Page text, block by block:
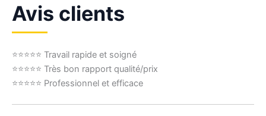
Avis clients
⭐⭐⭐⭐⭐ Travail rapide et soigné
⭐⭐⭐⭐⭐ Très bon rapport qualité/prix
⭐⭐⭐⭐⭐ Professionnel et efficace